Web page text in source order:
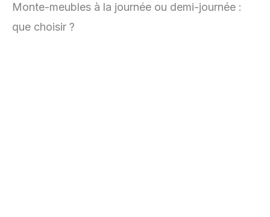
Monte-meubles à la journée ou demi-journée :
que choisir ?